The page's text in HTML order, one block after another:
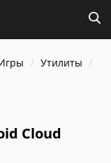
Утилиты
Cloud